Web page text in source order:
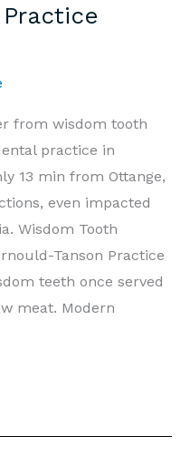
from wisdom tooth
practice in
13 min from Ottange,
even impacted
Wisdom Tooth
Tanson Practice
teeth once served
meat. Modern